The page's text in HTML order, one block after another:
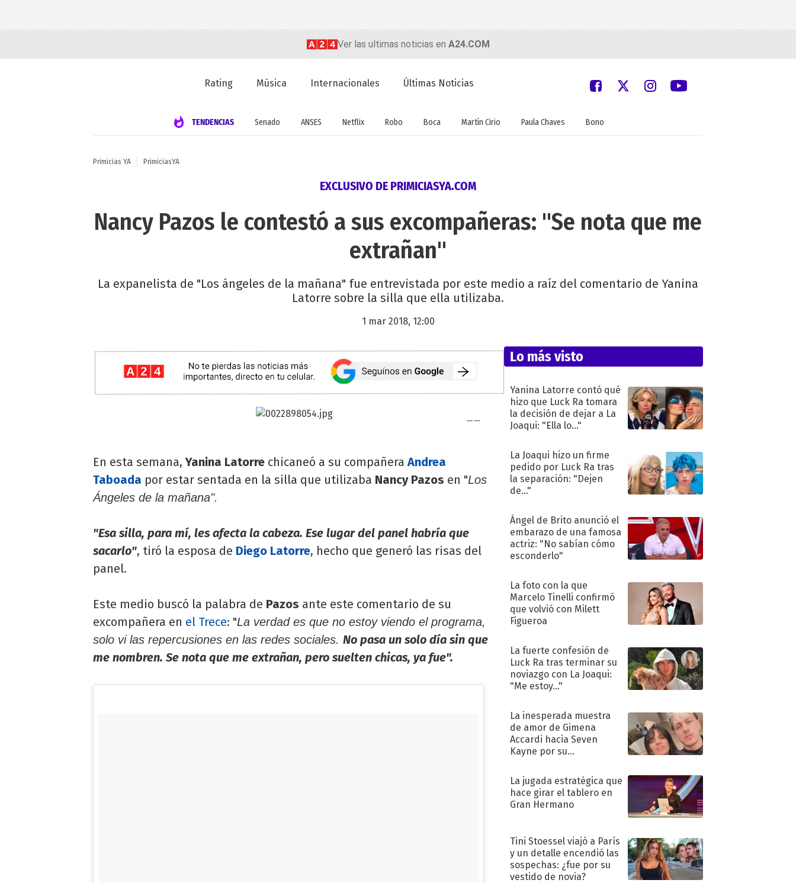
Ver las ultimas noticias en A24.COM
Rating Música Internacionales Últimas Noticias
TENDENCIAS Senado ANSES Netflix Robo Boca Martín Cirio Paula Chaves Bono
Primicias YA PrimiciasYA
EXCLUSIVO DE PRIMICIASYA.COM
Nancy Pazos le contestó a sus excompañeras: "Se nota que me
extrañan"
La expanelista de "Los ángeles de la mañana" fue entrevistada por este medio a raíz del comentario de Yanina
Latorre sobre la silla que ella utilizaba.
1 mar 2018, 12:00
En esta semana, Yanina Latorre chicaneó a su compañeraAndrea
Taboada por estar sentada en la silla que utilizaba Nancy Pazos en "Los
Ángeles de la mañana".
"Esa silla, para mí, les afecta la cabeza. Ese lugar del panel habría que
sacarlo", tiró la esposa de Diego Latorre, hecho que generó las risas del
panel.
Este medio buscó la palabra de Pazos ante este comentario de su
excompañera en el Trece: "La verdad es que no estoy viendo el programa,
solo vi las repercusiones en las redes sociales. No pasa un solo día sin que
me nombren. Se nota que me extrañan, pero suelten chicas, ya fue".
Lo más visto
Yanina Latorre contó qué
hizo que Luck Ra tomara
la decisión de dejar a La
Joaqui: "Ella lo..."
La Joaqui hizo un firme
pedido por Luck Ra tras
la separación: "Dejen
de..."
Ángel de Brito anunció el
embarazo de una famosa
actriz: "No sabían cómo
esconderlo"
La foto con la que
Marcelo Tinelli confirmó
que volvió con Milett
Figueroa
La fuerte confesión de
Luck Ra tras terminar su
noviazgo con La Joaqui:
"Me estoy..."
La inesperada muestra
de amor de Gimena
Accardi hacia Seven
Kayne por su
La jugada estratégica que
hace girar el tablero en
Gran Hermano
Tini Stoessel viajó a París
y un detalle encendió las
sospechas: ¿fue por su
vestido de novia?